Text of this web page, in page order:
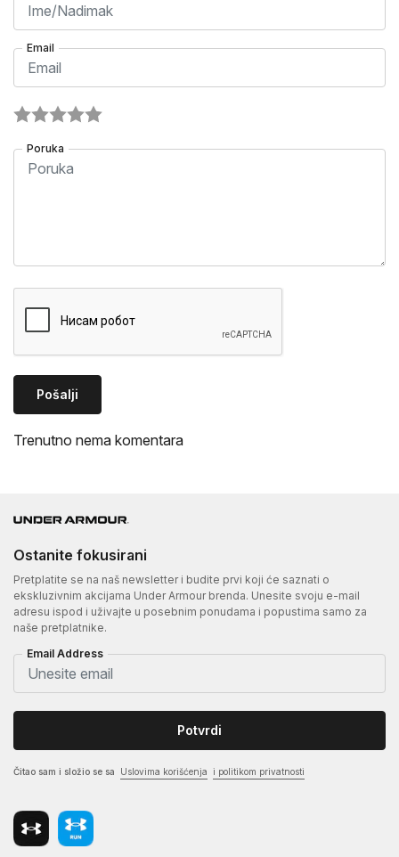
Email
Poruka
Pošalji
Trenutno nema komentara
Ostanite fokusirani
Pretplatite se na naš newsletter i budite prvi koji će saznati o
ekskluzivnim akcijama Under Armour brenda. Unesite svoju e-mail
adresu ispod i uživajte u posebnim ponudama i popustima samo za
naše pretplatnike.
Email Address
Potvrdi
Čitao sam i složio se sa Uslovima korišćenja i politikom privatnosti